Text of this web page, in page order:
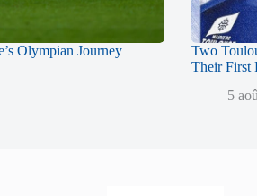
Olympian Journey
Two
Their First
5